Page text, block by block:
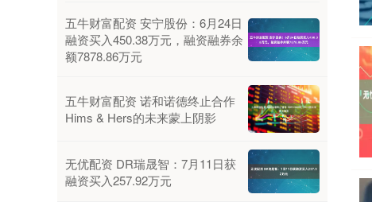
五牛财富配资 安宁股份：6月24日
融资买入450.38万元，融资融券余
额7878.86万元
五牛财富配资 诺和诺德终止合作
Hims & Hers的未来蒙上阴影
无优配资 DR瑞晟智：7月11日获
融资买入257.92万元